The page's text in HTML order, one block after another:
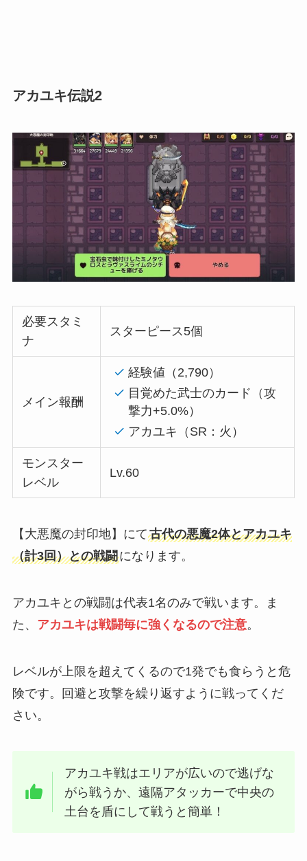
アカユキ伝説2
必要スタミ
ナ
スターピース5個
メイン報酬
経験値（2,790）
目覚めた武士のカード（攻
撃力+5.0%）
アカユキ（SR：火）
モンスター
レベル
Lv.60
【大悪魔の封印地】にて古代の悪魔2体とアカユキ
（計3回）との戦闘になります。
アカユキとの戦闘は代表1名のみで戦います。ま
た、 アカユキは戦闘毎に強くなるので注意。
レベルが上限を超えてくるので1発でも食らうと危
険です。回避と攻撃を繰り返すように戦ってくだ
さい。
アカユキ戦はエリアが広いので逃げな
がら戦うか、遠隔アタッカーで中央の
土台を盾にして戦うと簡単！